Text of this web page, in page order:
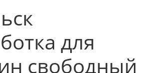
для
свободный